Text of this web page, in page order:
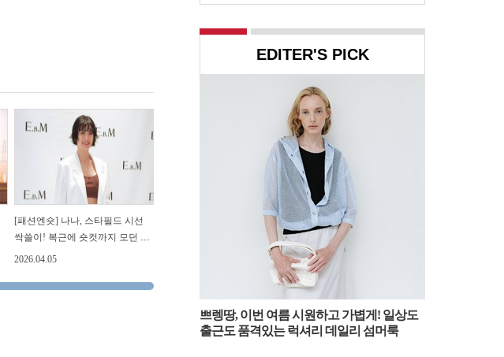
[패션엔숏] 나나, 스타필드 시선
싹쓸이! 복근에 숏컷까지 모던 클
래식 멋쟁이 슈트룩
2026.04.05
[패션엔숏] 블랙핑크 제니, 집업
스웨터와 청바지 조합! 무심한 듯
[패션엔숏] 에스파 카리나, 청청도
우아 공항이 심쿵! ‘데님 온 데님’
밀라노 출국룩
2026.02.26
EDITER'S PICK
쁘렝땅, 이번 여름 시원하고 가볍게! 일상도
출근도 품격있는 럭셔리 데일리 섬머룩